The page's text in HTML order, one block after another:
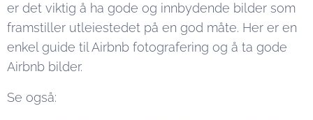
er det viktig å ha gode og innbydende bilder som
framstiller utleiestedet på en god måte. Her er en
enkel guide til Airbnb fotografering og å ta gode
Airbnb bilder.
Se også: